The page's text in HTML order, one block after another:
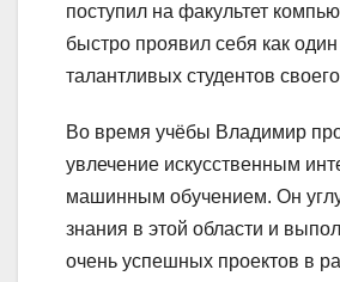
поступил на факультет
быстро проявил себя как
талантливых студентов
Во время учёбы Владимир
увлечение искусственным
машинным обучением. Он
знания в этой области и
очень успешных проектов в